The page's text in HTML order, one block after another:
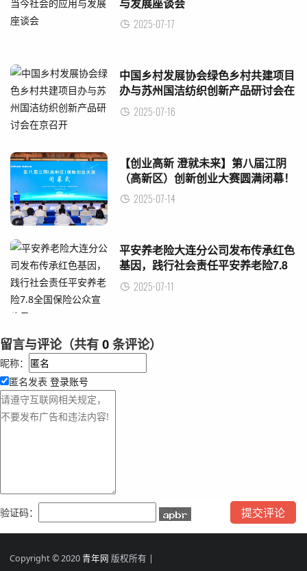
2025-07-17
中国乡村发展协会绿色乡村共建项目
办与苏州国洁纺织创新产品研讨会在
京召开
2025-07-16
【创业高新 澄就未来】第八届江阴
（高新区）创新创业大赛圆满闭幕！
2025-07-14
平安养老险大连分公司发布传承红色
基因，践行社会责任平安养老险7.8
全国保险公众宣传日
2025-07-11
留言与评论（共有 0 条评论）
昵称：
匿名发表 登录账号
验证码：
Copyright © 2020青年网 版权所有 |